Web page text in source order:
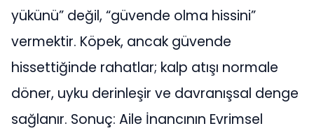
yükünü” değil, “güvende olma hissini”
vermektir. Köpek, ancak güvende
hissettiğinde rahatlar; kalp atışı normale
döner, uyku derinleşir ve davranışsal denge
sağlanır. Sonuç: Aile İnancının Evrimsel